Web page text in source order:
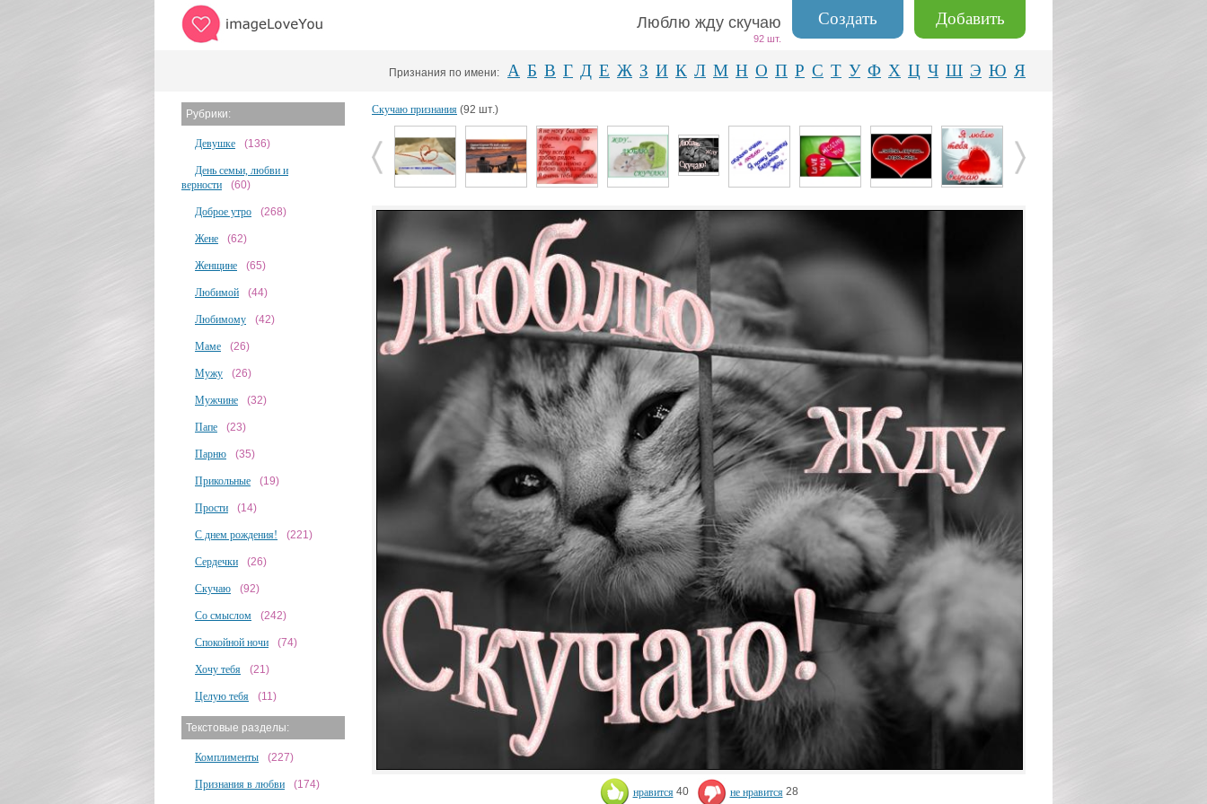
Добавить
Создать
Люблю жду скучаю
92 шт.
Признания по имени: А Б В Г Д Е Ж З И К Л М Н О П Р С Т У Ф Х Ц Ч Ш Э Ю Я
Рубрики:
Девушке (136)
День семьи, любви и
верности
(60)
Доброе утро (268)
Жене (62)
Женщине (65)
Любимой (44)
Любимому (42)
Маме (26)
Мужу (26)
Мужчине (32)
Папе (23)
Парню (35)
Прикольные (19)
Прости (14)
С днем рождения! (221)
Сердечки (26)
Скучаю (92)
Со смыслом (242)
Спокойной ночи (74)
Хочу тебя (21)
Целую тебя (11)
Текстовые разделы:
Комплименты (227)
Признания в любви (174)
Скучаю признания (92 шт.)
нравится 40 не нравится 28